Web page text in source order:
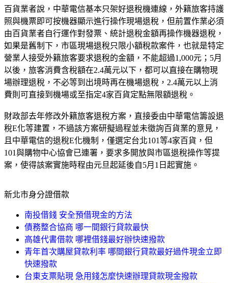
百貨業者說，中華電信基本只架好退稅機連線，外籍旅客持護
照與機票即可按機器顯示進行操作現場退稅，但前置作業必須
由百貨業者自行運作對發票、統計退稅金額再操作機器退稅，
如果是舊制下，市區現場退稅只限小額稅款案件，也就是特定
營業人接受外籍旅客要求退稅的金額，不能超過1,000元；5月
以後，旅客消費含稅額在2.4萬元以下，都可以直接在購物現
場辦理退稅，不必等到出境時再在機場退稅，2.4萬元以上消
費則可直接到機場或至指定4家百貨定點無限額退稅。
財政部去年修改外籍旅客退稅方案，直接委由中華電信籌設退
稅E化等建置，不過該方案研擬過程並未徵詢百貨業的意見，
且中華電信的退稅E化機制，僅選定台北101等4家百貨，但
101與購物中心協會已連署，要求多開放與市區退稅操作等提
案，使得該案實施時程由元旦起延後自5月1日起實施。
新北市身分證借款
南投借錢 安全預借現金的方法
債務整合協商 哪一間銀行貸款最快
高雄代書借款 哪裡借錢最好辦快速撥款
青年首次購屋貸款利率 哪間銀行貸款最好過件現金立即
快速撥款
台東支票貼現 急用錢怎麼快速辦理貸款現金撥款